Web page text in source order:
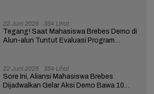
22 Juni 2026 354 Lihat
Tegang! Saat Mahasiswa Brebes Demo di
Alun-alun Tuntut Evaluasi Program
22 Juni 2026 354 Lihat
Sore Ini, Aliansi Mahasiswa Brebes
Dijadwalkan Gelar Aksi Demo Bawa 10